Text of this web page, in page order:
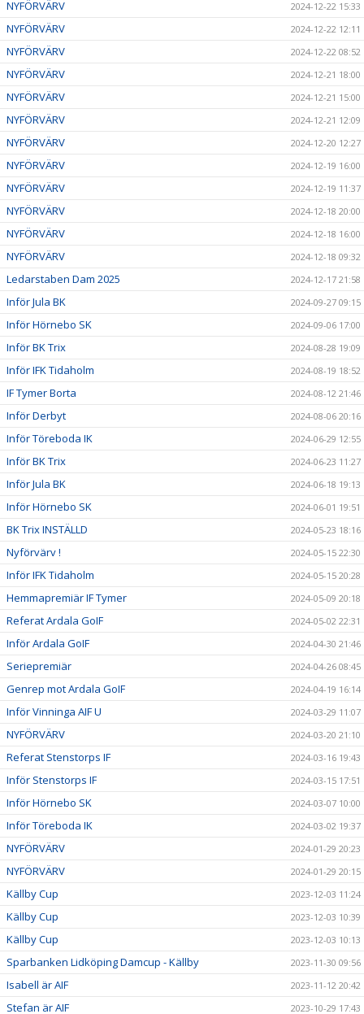
NYFÖRVÄRV 2024-12-22 15:33
NYFÖRVÄRV 2024-12-22 12:11
NYFÖRVÄRV 2024-12-22 08:52
NYFÖRVÄRV 2024-12-21 18:00
NYFÖRVÄRV 2024-12-21 15:00
NYFÖRVÄRV 2024-12-21 12:09
NYFÖRVÄRV 2024-12-20 12:27
NYFÖRVÄRV 2024-12-19 16:00
NYFÖRVÄRV 2024-12-19 11:37
NYFÖRVÄRV 2024-12-18 20:00
NYFÖRVÄRV 2024-12-18 16:00
NYFÖRVÄRV 2024-12-18 09:32
Ledarstaben Dam 2025 2024-12-17 21:58
Inför Jula BK 2024-09-27 09:15
Inför Hörnebo SK 2024-09-06 17:00
Inför BK Trix 2024-08-28 19:09
Inför IFK Tidaholm 2024-08-19 18:52
IF Tymer Borta 2024-08-12 21:46
Inför Derbyt 2024-08-06 20:16
Inför Töreboda IK 2024-06-29 12:55
Inför BK Trix 2024-06-23 11:27
Inför Jula BK 2024-06-18 19:13
Inför Hörnebo SK 2024-06-01 19:51
BK Trix INSTÄLLD 2024-05-23 18:16
Nyförvärv ! 2024-05-15 22:30
Inför IFK Tidaholm 2024-05-15 20:28
Hemmapremiär IF Tymer 2024-05-09 20:18
Referat Ardala GoIF 2024-05-02 22:31
Inför Ardala GoIF 2024-04-30 21:46
Seriepremiär 2024-04-26 08:45
Genrep mot Ardala GoIF 2024-04-19 16:14
Inför Vinninga AIF U 2024-03-29 11:07
NYFÖRVÄRV 2024-03-20 21:10
Referat Stenstorps IF 2024-03-16 19:43
Inför Stenstorps IF 2024-03-15 17:51
Inför Hörnebo SK 2024-03-07 10:00
Inför Töreboda IK 2024-03-02 19:37
NYFÖRVÄRV 2024-01-29 20:23
NYFÖRVÄRV 2024-01-29 20:15
Källby Cup 2023-12-03 11:24
Källby Cup 2023-12-03 10:39
Källby Cup 2023-12-03 10:13
Sparbanken Lidköping Damcup - Källby 2023-11-30 09:56
Isabell är AIF 2023-11-12 20:42
Stefan är AIF 2023-10-29 17:43